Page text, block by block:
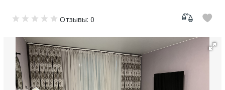
объявление
Сравнение
Отзывы: 0